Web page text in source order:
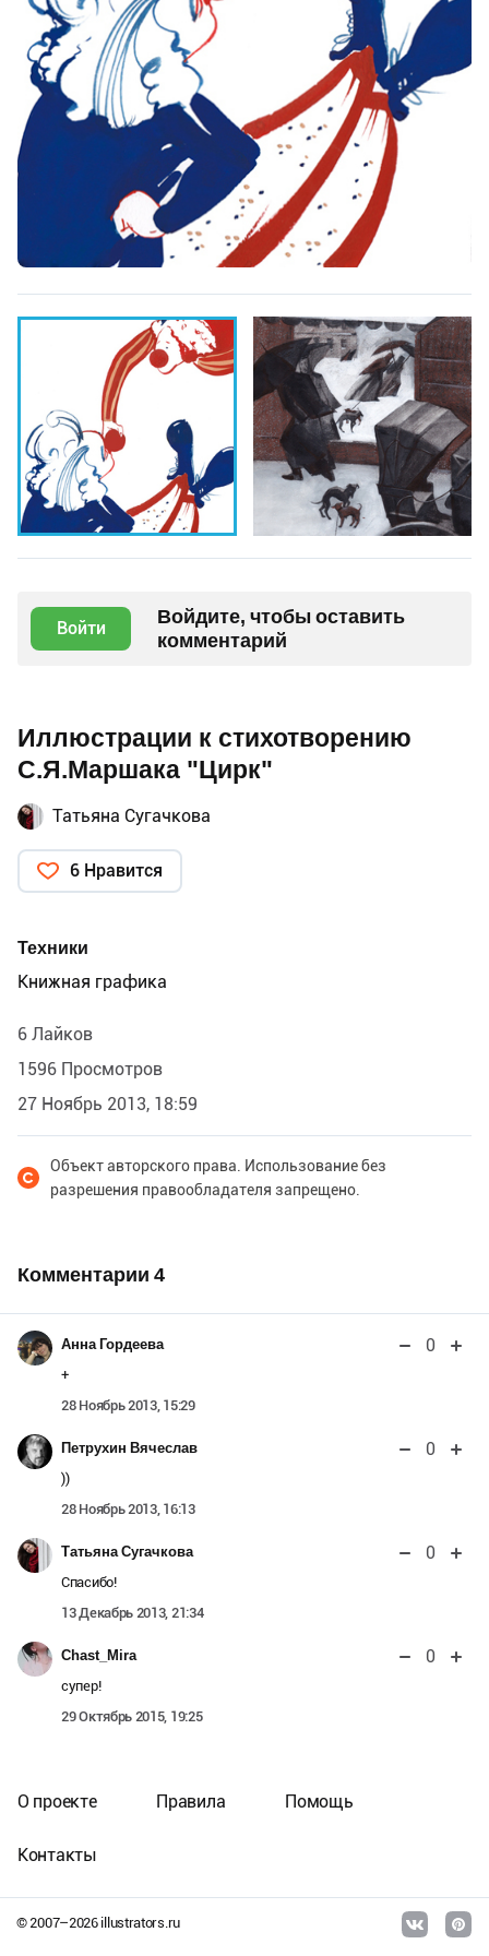
Войти
Войдите, чтобы оставить
комментарий
Иллюстрации к стихотворению
С.Я.Маршака "Цирк"
Татьяна Сугачкова
6 Нравится
Техники
Книжная графика
6 Лайков
1596 Просмотров
27 Ноябрь 2013, 18:59
Объект авторского права. Использование без
разрешения правообладателя запрещено.
Комментарии 4
Анна Гордеева 0
+
28 Ноябрь 2013, 15:29
Петрухин Вячеслав 0
))
28 Ноябрь 2013, 16:13
Татьяна Сугачкова 0
Спасибо!
13 Декабрь 2013, 21:34
Chast_Mira 0
супер!
29 Октябрь 2015, 19:25
© 2007–2026illustrators.ru
О проекте Правила Помощь
Контакты